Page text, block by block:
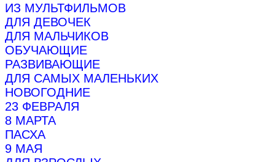
ИЗ МУЛЬТФИЛЬМОВ
ДЛЯ ДЕВОЧЕК
ДЛЯ МАЛЬЧИКОВ
ОБУЧАЮЩИЕ
РАЗВИВАЮЩИЕ
ДЛЯ САМЫХ МАЛЕНЬКИХ
НОВОГОДНИЕ
23 ФЕВРАЛЯ
8 МАРТА
ПАСХА
9 МАЯ